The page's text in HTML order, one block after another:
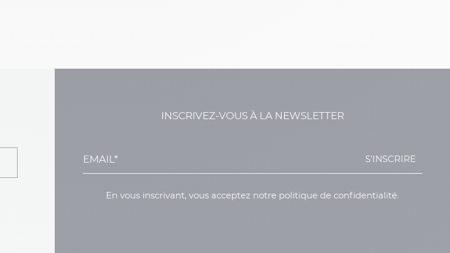
INSCRIVEZ-VOUS À LA NEWSLETTER
S'INSCRIRE
En vous inscrivant, vous acceptez notre politique de confidentialité.